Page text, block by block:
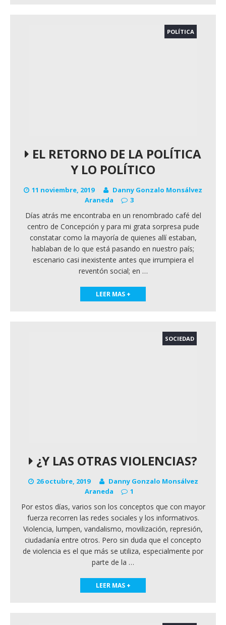
POLÍTICA
EL RETORNO DE LA POLÍTICA
Y LO POLÍTICO
11 noviembre, 2019
Danny Gonzalo Monsálvez
Araneda
3
Días atrás me encontraba en un renombrado café del
centro de Concepción y para mi grata sorpresa pude
constatar como la mayoría de quienes allí estaban,
hablaban de lo que está pasando en nuestro país;
escenario casi inexistente antes que irrumpiera el
reventón social; en …
LEER MAS +
SOCIEDAD
¿Y LAS OTRAS VIOLENCIAS?
26 octubre, 2019
Danny Gonzalo Monsálvez
Araneda
1
Por estos días, varios son los conceptos que con mayor
fuerza recorren las redes sociales y los informativos.
Violencia, lumpen, vandalismo, movilización, represión,
ciudadanía entre otros. Pero sin duda que el concepto
de violencia es el que más se utiliza, especialmente por
parte de la …
LEER MAS +